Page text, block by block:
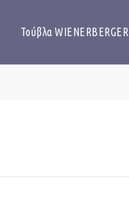
Τούβλα WIENERBERGER